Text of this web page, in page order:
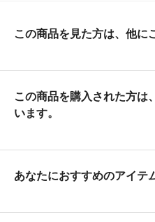
この商品を見た方は、他に
この商品を購入された方は
います。
あなたにおすすめのアイテ